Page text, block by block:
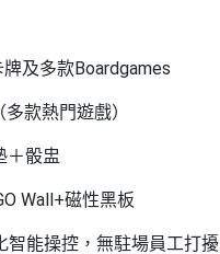
及多款Boardgames
款熱門遊戲）
＋骰盅
Wall+𥔵性黑板
智能操控，無駐場員工打擾